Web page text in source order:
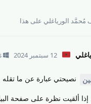
مُحمَّد الورياغلي على هذا
12 سبتمبر 2024
نصيحتي عبارة عن ما
ألقيت نظرة على صفحة